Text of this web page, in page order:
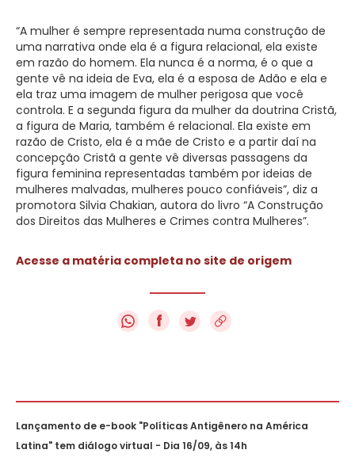
“A mulher é sempre representada numa construção de
uma narrativa onde ela é a figura relacional, ela existe
em razão do homem. Ela nunca é a norma, é o que a
gente vê na ideia de Eva, ela é a esposa de Adão e ela e
ela traz uma imagem de mulher perigosa que você
controla. E a segunda figura da mulher da doutrina Cristã,
a figura de Maria, também é relacional. Ela existe em
razão de Cristo, ela é a mãe de Cristo e a partir daí na
concepção Cristã a gente vê diversas passagens da
figura feminina representadas também por ideias de
mulheres malvadas, mulheres pouco confiáveis”, diz a
promotora Silvia Chakian, autora do livro “A Construção
dos Direitos das Mulheres e Crimes contra Mulheres”.
Acesse a matéria completa no site de origem
f
Lançamento de e-book "Políticas Antigênero na América
Latina" tem diálogo virtual - Dia 16/09, às 14h